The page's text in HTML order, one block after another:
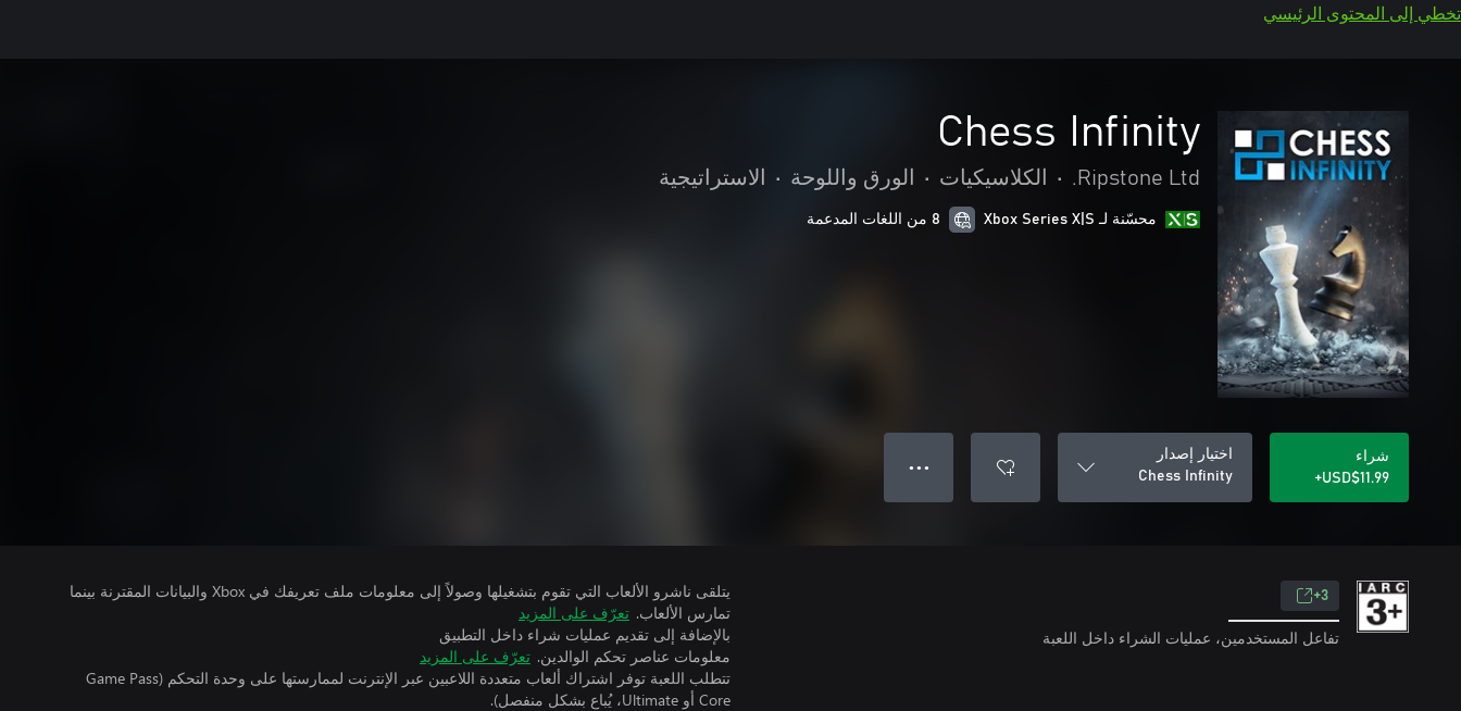
تخطي إلى المحتوى الرئيسي
Chess Infinity
Ripstone Ltd.
• الكلاسيكيات • الورق واللوحة • الاستراتيجية
محسّنة لـ Xbox Series X|S 8 من اللغات المدعمة
شراء
USD$11.99+
اختيار إصدار
Chess Infinity
● ● ●
3+
تفاعل المستخدمين، عمليات الشراء داخل اللعبة
يتلقى ناشرو الألعاب التي تقوم بتشغيلها وصولاً إلى معلومات ملف تعريفك في Xbox والبيانات المقترنة بينما
تمارس الألعاب. تعرّف على المزيد
بالإضافة إلى تقديم عمليات شراء داخل التطبيق
معلومات عناصر تحكم الوالدين. تعرّف على المزيد
تتطلب اللعبة توفر اشتراك ألعاب متعددة اللاعبين عبر الإنترنت لممارستها على وحدة التحكم (Game Pass
Core أو Ultimate، يُباع بشكل منفصل).